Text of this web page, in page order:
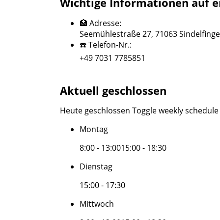
🏥 Adresse:
Seemühlestraße 27, 71063
☎️ Telefon-Nr.:
+49 7031 7785851
Aktuell geschlossen
Heute geschlossen Toggle weekly schedule
Montag
8:00 - 13:0015:00 - 18:30
Dienstag
15:00 - 17:30
Mittwoch